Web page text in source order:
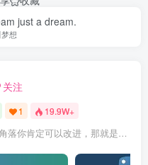
just a dream.
想
关注
1 19.9W+
这个宇宙中只有一个角落你肯定可以改进，那就是你自己